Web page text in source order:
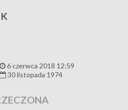
6 czerwca 2018 12:59
30 listopada 1974